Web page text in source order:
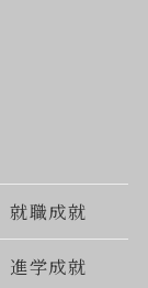
就職成就
進学成就